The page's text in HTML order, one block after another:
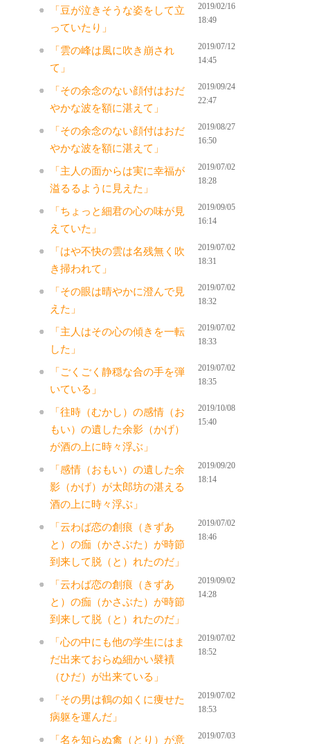
「豆が泣きそうな姿をして立
っていたり」
2019/02/16
18:49
「雲の峰は風に吹き崩され
て」
2019/07/12
14:45
「その余念のない顔付はおだ
やかな波を額に湛えて」
2019/09/24
22:47
「その余念のない顔付はおだ
やかな波を額に湛えて」
2019/08/27
16:50
「主人の面からは実に幸福が
溢るるように見えた」
2019/07/02
18:28
「ちょっと細君の心の味が見
えていた」
2019/09/05
16:14
「はや不快の雲は名残無く吹
き掃われて」
2019/07/02
18:31
「その眼は晴やかに澄んで見
えた」
2019/07/02
18:32
「主人はその心の傾きを一転
した」
2019/07/02
18:33
「ごくごく静穏な合の手を弾
いている」
2019/07/02
18:35
「往時（むかし）の感情（お
もい）の遺した余影（かげ）
が酒の上に時々浮ぶ」
2019/10/08
15:40
「感情（おもい）の遺した余
影（かげ）が太郎坊の湛える
酒の上に時々浮ぶ」
2019/09/20
18:14
「云わば恋の創痕（きずあ
と）の痂（かさぶた）が時節
到来して脱（と）れたのだ」
2019/07/02
18:46
「云わば恋の創痕（きずあ
と）の痂（かさぶた）が時節
到来して脱（と）れたのだ」
2019/09/02
14:28
「心の中にも他の学生にはま
だ出来ておらぬ細かい襞襀
（ひだ）が出来ている」
2019/07/02
18:52
「その男は鶴の如くに痩せた
病躯を運んだ」
2019/07/02
18:53
「名を知らぬ禽（とり）が意 2019/07/03